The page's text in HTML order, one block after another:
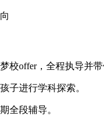
校offer，全程执导并
子进行学科探索。
全段辅导。